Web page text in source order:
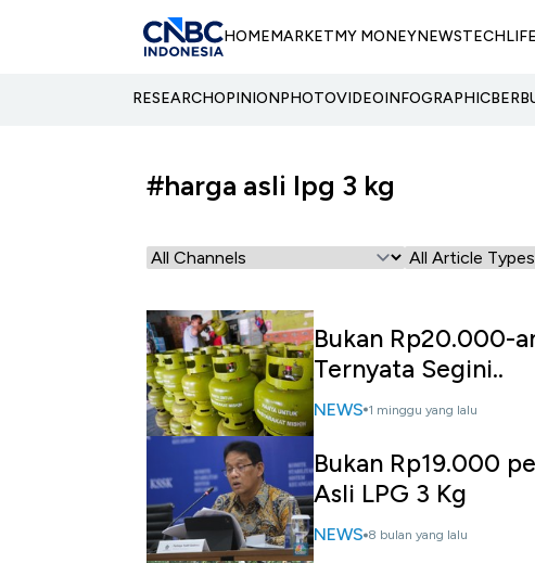
HOMEMARKETMY MONEYNEWSTECH
RESEARCHOPINIONPHOTOVIDEOINFOGRAPHIC
#harga asli lpg 3 kg
Bukan Rp20.000-
Ternyata Segini..
NEWS 1 minggu yang lalu
Bukan Rp19.000
Asli LPG 3 Kg
NEWS 8 bulan yang lalu